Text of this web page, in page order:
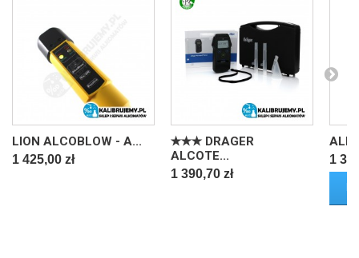
LION ALCOBLOW - A...
1 425,00 zł
✭✭✭ DRAGER
ALCOTE...
1 390,70 zł
1